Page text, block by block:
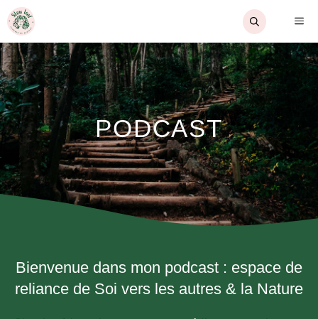
Aller
au
contenu
PODCAST
Bienvenue dans mon podcast : espace de
reliance de Soi vers les autres & la Nature